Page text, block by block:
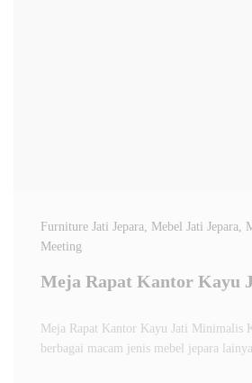
Furniture Jati Jepara, Mebel Jati Jepara,
Meeting
Meja Rapat Kantor Kayu
Meja Rapat Kantor Kayu Jati Minimalis
berbagai macam jenis mebel jepara